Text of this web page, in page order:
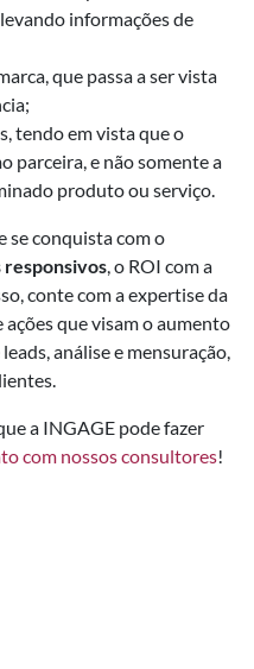
informações de
que passa a ser vista
tendo em vista que o
parceira, e não somente a
produto ou serviço.
se conquista com o
responsivos, o ROI com a
conte com a expertise da
que visam o aumento
análise e mensuração,
a INGAGE pode fazer
com nossos consultores!